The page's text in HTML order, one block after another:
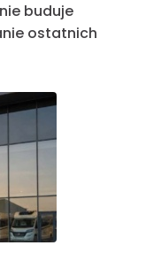
buduje
ostatnich